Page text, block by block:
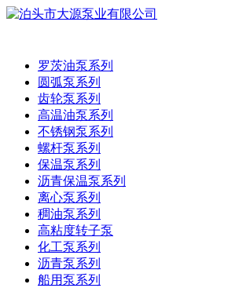
罗茨油泵系列
圆弧泵系列
齿轮泵系列
高温油泵系列
不锈钢泵系列
螺杆泵系列
保温泵系列
沥青保温泵系列
离心泵系列
稠油泵系列
高粘度转子泵
化工泵系列
沥青泵系列
船用泵系列